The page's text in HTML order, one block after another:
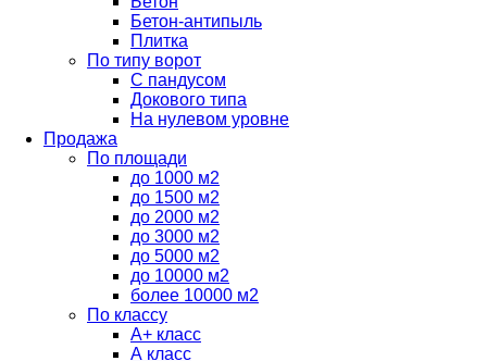
Бетон-антипыль
Плитка
По типу ворот
С пандусом
Докового типа
На нулевом уровне
Продажа
По площади
до 1000 м2
до 1500 м2
до 2000 м2
до 3000 м2
до 5000 м2
до 10000 м2
более 10000 м2
По классу
A+ класс
А класс